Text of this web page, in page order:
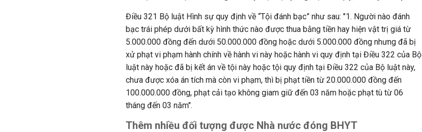
Điều 321 Bộ luật Hình sự quy định về “Tội đánh bạc” như sau: "1. Người nào đánh
bạc trái phép dưới bất kỳ hình thức nào được thua bằng tiền hay hiện vật trị giá từ
5.000.000 đồng đến dưới 50.000.000 đồng hoặc dưới 5.000.000 đồng nhưng đã bị
xử phạt vi phạm hành chính về hành vi này hoặc hành vi quy định tại Điều 322 của Bộ
luật này hoặc đã bị kết án về tội này hoặc tội quy định tại Điều 322 của Bộ luật này,
chưa được xóa án tích mà còn vi phạm, thì bị phạt tiền từ 20.000.000 đồng đến
100.000.000 đồng, phạt cải tạo không giam giữ đến 03 năm hoặc phạt tù từ 06
tháng đến 03 năm".
Thêm nhiều đối tượng được Nhà nước đóng BHYT